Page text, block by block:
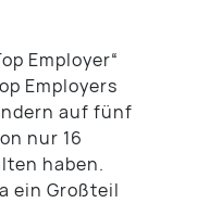
Employer“
Employers
auf fünf
nur 16
haben.
ein Großteil